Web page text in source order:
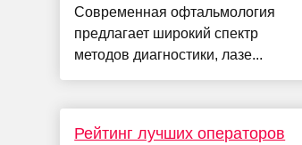
Современная офтальмология
предлагает широкий спектр
методов диагностики, лазе...
Рейтинг лучших операторов